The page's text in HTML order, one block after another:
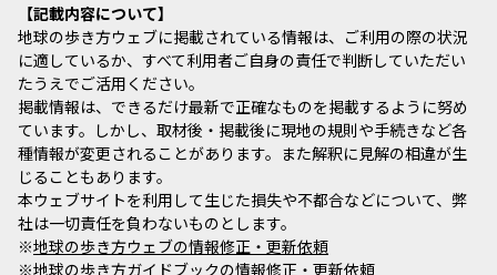
記載内容について
地球の歩き方ウェブに掲載されている情報は、ご利用の際の状況
に適しているか、すべて利用者ご自身の責任で判断していただい
たうえでご活用ください。
掲載情報は、できるだけ最新で正確なものを掲載するように努め
ています。しかし、取材後・掲載後に現地の規則や手続きなど各
種情報が変更されることがあります。また解釈に見解の相違が生
じることもあります。
本ウェブサイトを利用して生じた損失や不都合などについて、弊
社は一切責任を負わないものとします。
※地球の歩き方ウェブの情報修正・更新依頼
※地球の歩き方ガイドブックの情報修正・更新依頼